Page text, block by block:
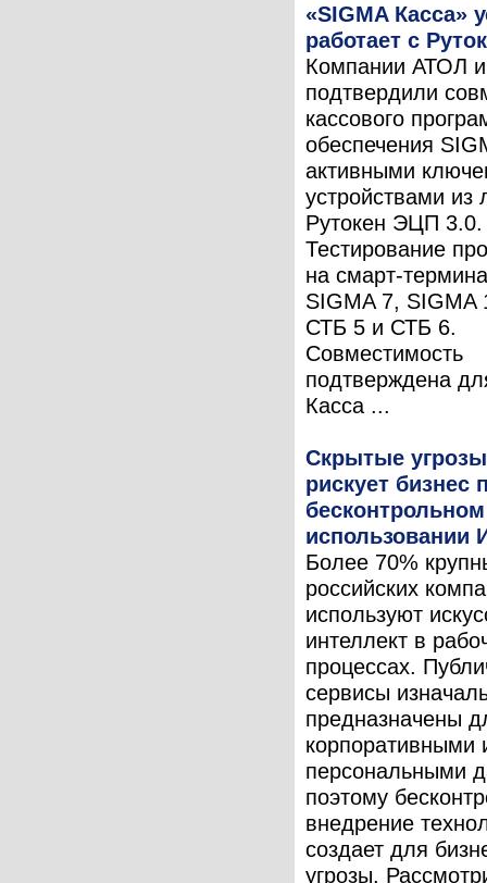
«SIGMA Касса»
работает с
Компании АТОЛ и
подтвердили
кассового
обеспечения
активными
устройствами из
Рутокен ЭЦП 3.0.
Тестирование
на смарт-
SIGMA 7,
СТБ 5 и СТБ 6.
Совместимость
подтверждена
Касса ...
Скрытые
рискует бизнес
бесконтрольном
использовании
Более 70%
российских
используют
интеллект в
процессах.
сервисы
предназначены
корпоративными
персональными
поэтому
внедрение
создает для
угрозы.